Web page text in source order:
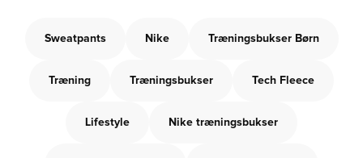
Sweatpants Nike Træningsbukser Børn
Træning Træningsbukser Tech Fleece
Lifestyle Nike træningsbukser